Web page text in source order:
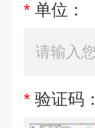
* 单位：
* 验证码：